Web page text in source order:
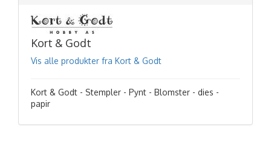
Kort & Godt
Vis alle produkter fra Kort & Godt
Kort & Godt - Stempler - Pynt - Blomster - dies -
papir